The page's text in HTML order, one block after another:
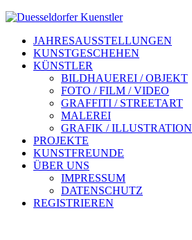
JAHRESAUSSTELLUNGEN
KUNSTGESCHEHEN
KÜNSTLER
BILDHAUEREI / OBJEKT
FOTO / FILM / VIDEO
GRAFFITI / STREETART
MALEREI
GRAFIK / ILLUSTRATION
PROJEKTE
KUNSTFREUNDE
ÜBER UNS
IMPRESSUM
DATENSCHUTZ
REGISTRIEREN